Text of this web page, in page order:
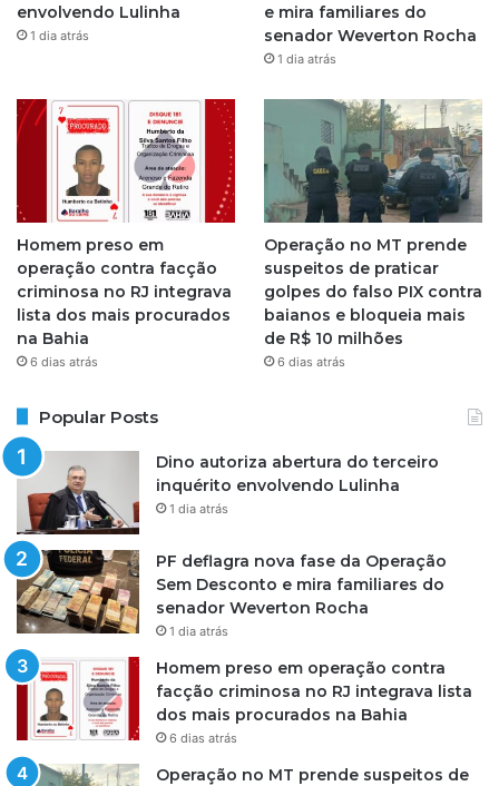
a
m
envolvendo Lulinha
1 dia atrás
e mira familiares do
senador Weverton Rocha
1 dia atrás
Homem preso em
operação contra facção
criminosa no RJ integrava
lista dos mais procurados
na Bahia
6 dias atrás
Operação no MT prende
suspeitos de praticar
golpes do falso PIX contra
baianos e bloqueia mais
de R$ 10 milhões
6 dias atrás
Popular Posts
Dino autoriza abertura do terceiro
inquérito envolvendo Lulinha
1 dia atrás
PF deflagra nova fase da Operação
Sem Desconto e mira familiares do
senador Weverton Rocha
1 dia atrás
Homem preso em operação contra
facção criminosa no RJ integrava lista
dos mais procurados na Bahia
6 dias atrás
Operação no MT prende suspeitos de